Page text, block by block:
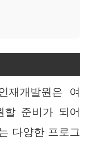
재개발원은 여
할 준비가 되어
다양한 프로그